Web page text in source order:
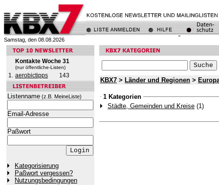
Samstag, den 08.08.2026
Kontakte Woche 31
(nur öffentliche-Listen)
1. aerobictipps 143
Listenname (z.B. MeineListe)
Email-Adresse
Paßwort
Kategorisierung
Paßwort vergessen?
Nutzungsbedingungen
KBX7 > Länder und Regionen >
1 Kategorien
Städte, Gemeinden und Kreise (1)